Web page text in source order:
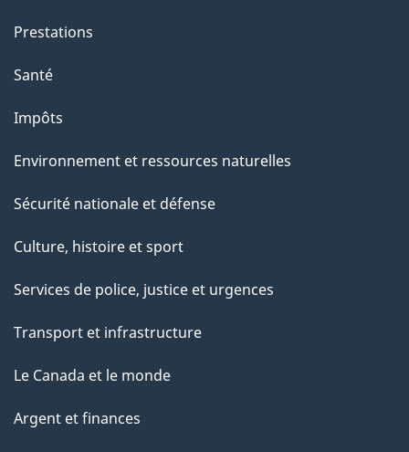
Prestations
Santé
Impôts
Environnement et ressources naturelles
Sécurité nationale et défense
Culture, histoire et sport
Services de police, justice et urgences
Transport et infrastructure
Le Canada et le monde
Argent et finances